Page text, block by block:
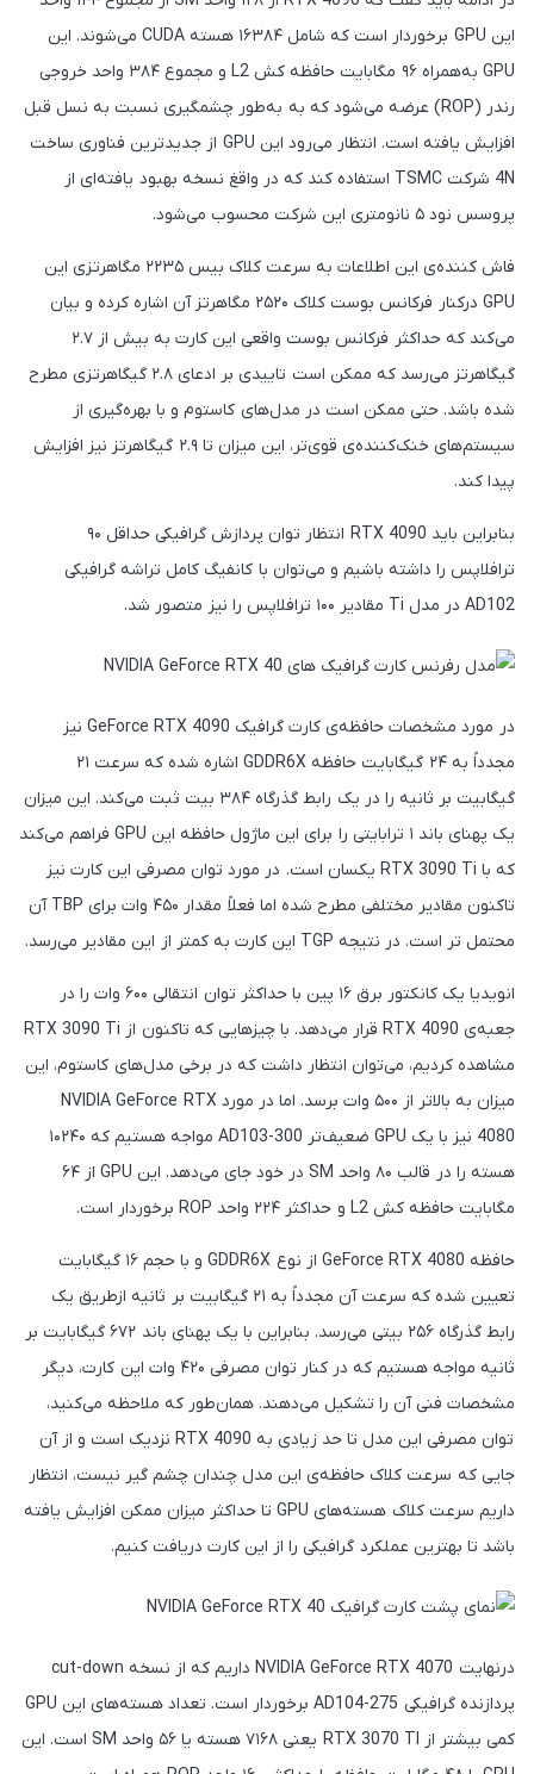
این GPU برخوردار است که شامل ۱۶۳۸۴ هسته CUDA می‌شوند. این
GPU به‌همراه ۹۶ مگابایت حافظه کش L2 و مجموع ۳۸۴ واحد خروجی
رندر (ROP) عرضه می‌شود که به به‌طور چشمگیری نسبت به نسل قبل
افزایش یافته است. انتظار می‌رود این GPU از جدیدترین فناوری ساخت
4N شرکت TSMC استفاده کند که در واقغ نسخه بهبود یافته‌ای از
پروسس نود ۵ نانومتری این شرکت محسوب می‌شود.
فاش کننده‌ی این اطلاعات به سرعت کلاک بیس ۲۲۳۵ مگاهرتزی این
GPU درکنار فرکانس بوست کلاک ۲۵۲۰ مگاهرتز آن اشاره کرده و بیان
می‌کند که حداکثر فرکانس بوست واقعی این کارت به بیش از ۲.۷
گیگاهرتز می‌رسد که ممکن است تاییدی بر ادعای ۲.۸ گیگاهرتزی مطرح
شده باشد. حتی ممکن است در مدل‌های کاستوم و با بهره‌گیری از
سیستم‌های خنک‌کننده‌ی قوی‌تر، این میزان تا ۲.۹ گیگاهرتز نیز افزایش
پیدا کند.
بنابراین باید RTX 4090 انتظار توان پردازش گرافیکی حداقل ۹۰
ترافلاپس را داشته باشیم و می‌توان با کانفیگ کامل تراشه گرافیکی
AD102 در مدل Ti مقادیر ۱۰۰ ترافلاپس را نیز متصور شد.
در مورد مشخصات حافظه‌ی کارت گرافیک GeForce RTX 4090 نیز
مجدداً به ۲۴ گیگابایت حافظه GDDR6X اشاره شده که سرعت ۲۱
گیگابیت بر ثانیه را در یک رابط گذرگاه ۳۸۴ بیت ثبت می‌کند. این میزان
یک پهنای باند ۱ ترابایتی را برای این ماژول حافظه این GPU فراهم می‌کند
که با RTX 3090 Ti یکسان است. در مورد توان مصرفی این کارت نیز
تاکنون مقادیر مختلفی مطرح شده اما فعلاً مقدار ۴۵۰ وات برای TBP آن
محتمل تر است. در نتیجه TGP این کارت به کمتر از این مقادیر می‌رسد.
انویدیا یک کانکتور برق ۱۶ پین با حداکثر توان انتقالی ۶۰۰ وات را در
جعبه‌ی RTX 4090 قرار می‌دهد. با چیزهایی که تاکنون از RTX 3090 Ti
مشاهده کردیم، می‌توان انتظار داشت که در برخی مدل‌های کاستوم، این
میزان به بالاتر از ۵۰۰ وات برسد. اما در مورد NVIDIA GeForce RTX
4080 نیز با یک GPU ضعیف‌تر AD103-300 مواجه هستیم که ۱۰۲۴۰
هسته را در قالب ۸۰ واحد SM در خود جای می‌دهد. این GPU از ۶۴
مگابایت حافظه کش L2 و حداکثر ۲۲۴ واحد ROP برخوردار است.
حافظه GeForce RTX 4080 از نوع GDDR6X و با حجم ۱۶ گیگابایت
تعیین شده که سرعت آن مجدداً به ۲۱ گیگابیت بر ثانیه ازطریق یک
رابط گذرگاه ۲۵۶ بیتی می‌رسد. بنابراین با یک پهنای باند ۶۷۲ گیگابایت بر
ثانیه مواجه هستیم که در کنار توان مصرفی ۴۲۰ وات این کارت، دیگر
مشخصات فنی آن را تشکیل می‌دهند. همان‌طور که ملاحظه می‌کنید،
توان مصرفی این مدل تا حد زیادی به RTX 4090 نزدیک است و از آن
جایی که سرعت کلاک حافظه‌ی این مدل چندان چشم گیر نیست، انتظار
داریم سرعت کلاک هسته‌های GPU تا حداکثر میزان ممکن افزایش یافته
باشد تا بهترین عملکرد گرافیکی را از این کارت دریافت کنیم.
درنهایت NVIDIA GeForce RTX 4070 داریم که از نسخه cut-down
پردازنده گرافیکی AD104-275 برخوردار است. تعداد هسته‌های این GPU
کمی بیشتر از RTX 3070 TI یعنی ۷۱۶۸ هسته یا ۵۶ واحد SM است. این